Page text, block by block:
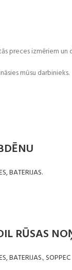
preces izmēriem un
mūsu darbinieks.
BATERIJAS.
RŪSAS
BATERIJAS.,SOPPEC